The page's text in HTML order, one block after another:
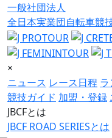
一般社団法人
全日本実業団自転車競
×
ニュース レース日程
競技ガイド 加盟・登録
JBCFとは
JBCF ROAD SERIESとは